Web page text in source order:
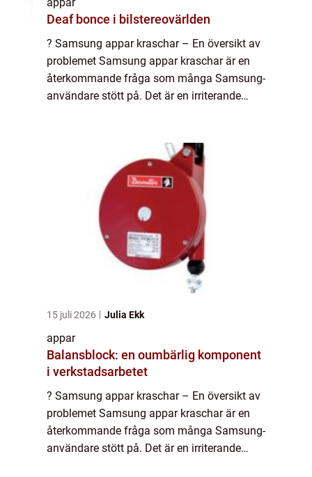
Deaf bonce i bilstereovärlden
? Samsung appar kraschar – En översikt av
problemet Samsung appar kraschar är en
återkommande fråga som många Samsung-
användare stött på. Det är en irriterande
15 juli 2026 Julia Ekk
appar
Balansblock: en oumbärlig komponent
i verkstadsarbetet
? Samsung appar kraschar – En översikt av
problemet Samsung appar kraschar är en
återkommande fråga som många Samsung-
användare stött på. Det är en irriterande